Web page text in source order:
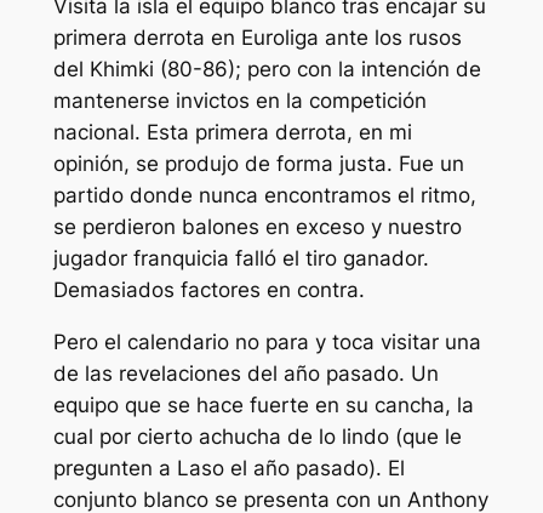
Visita la isla el equipo blanco tras encajar su
primera derrota en Euroliga ante los rusos
del Khimki (80-86); pero con la intención de
mantenerse invictos en la competición
nacional. Esta primera derrota, en mi
opinión, se produjo de forma justa. Fue un
partido donde nunca encontramos el ritmo,
se perdieron balones en exceso y nuestro
jugador franquicia falló el tiro ganador.
Demasiados factores en contra.
Pero el calendario no para y toca visitar una
de las revelaciones del año pasado. Un
equipo que se hace fuerte en su cancha, la
cual por cierto achucha de lo lindo (que le
pregunten a Laso el año pasado). El
conjunto blanco se presenta con un Anthony